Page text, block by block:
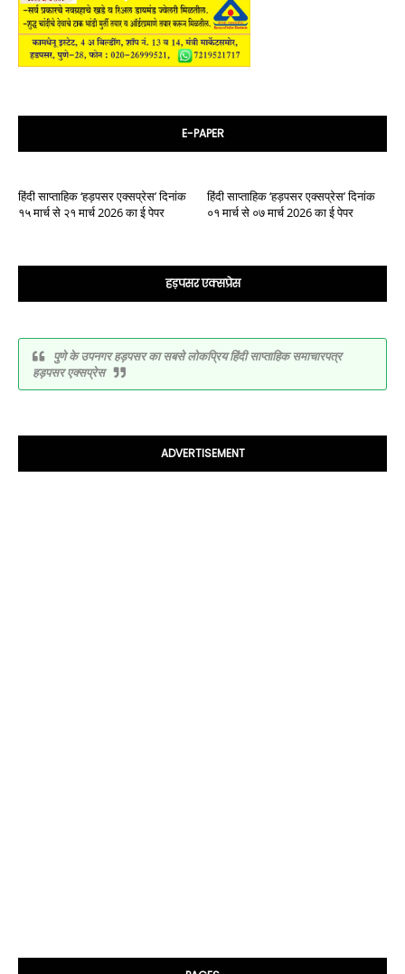
E-PAPER
हिंदी साप्ताहिक ‘हड़पसर एक्सप्रेस’ दिनांक
१५ मार्च से २१ मार्च 2026 का ई पेपर
हिंदी साप्ताहिक ‘हड़पसर एक्सप्रेस’ दिनांक
०१ मार्च से ०७ मार्च 2026 का ई पेपर
हड़पसर एक्सप्रेस
पुणे के उपनगर हड़पसर का सबसे लोकप्रिय हिंदी साप्ताहिक समाचारपत्र
हड़पसर एक्सप्रेस
ADVERTISEMENT